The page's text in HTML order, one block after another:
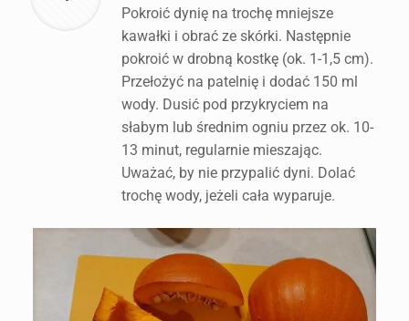
Pokroić dynię na trochę mniejsze
kawałki i obrać ze skórki. Następnie
pokroić w drobną kostkę (ok. 1-1,5 cm).
Przełożyć na patelnię i dodać 150 ml
wody. Dusić pod przykryciem na
słabym lub średnim ogniu przez ok. 10-
13 minut, regularnie mieszając.
Uważać, by nie przypalić dyni. Dolać
trochę wody, jeżeli cała wyparuje.